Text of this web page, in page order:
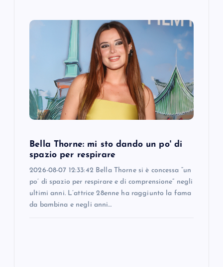
Bella Thorne: mi sto dando un po' di
spazio per respirare
2026-08-07 12:33:42 Bella Thorne si è concessa “un
po’ di spazio per respirare e di comprensione” negli
ultimi anni. L’attrice 28enne ha raggiunto la fama
da bambina e negli anni…